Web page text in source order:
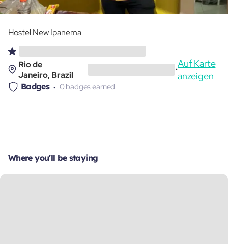
Hostel New Ipanema
Rio de
Janeiro, Brazil
•
Auf Karte
anzeigen
Badges 0 badges earned
Where you'll be staying